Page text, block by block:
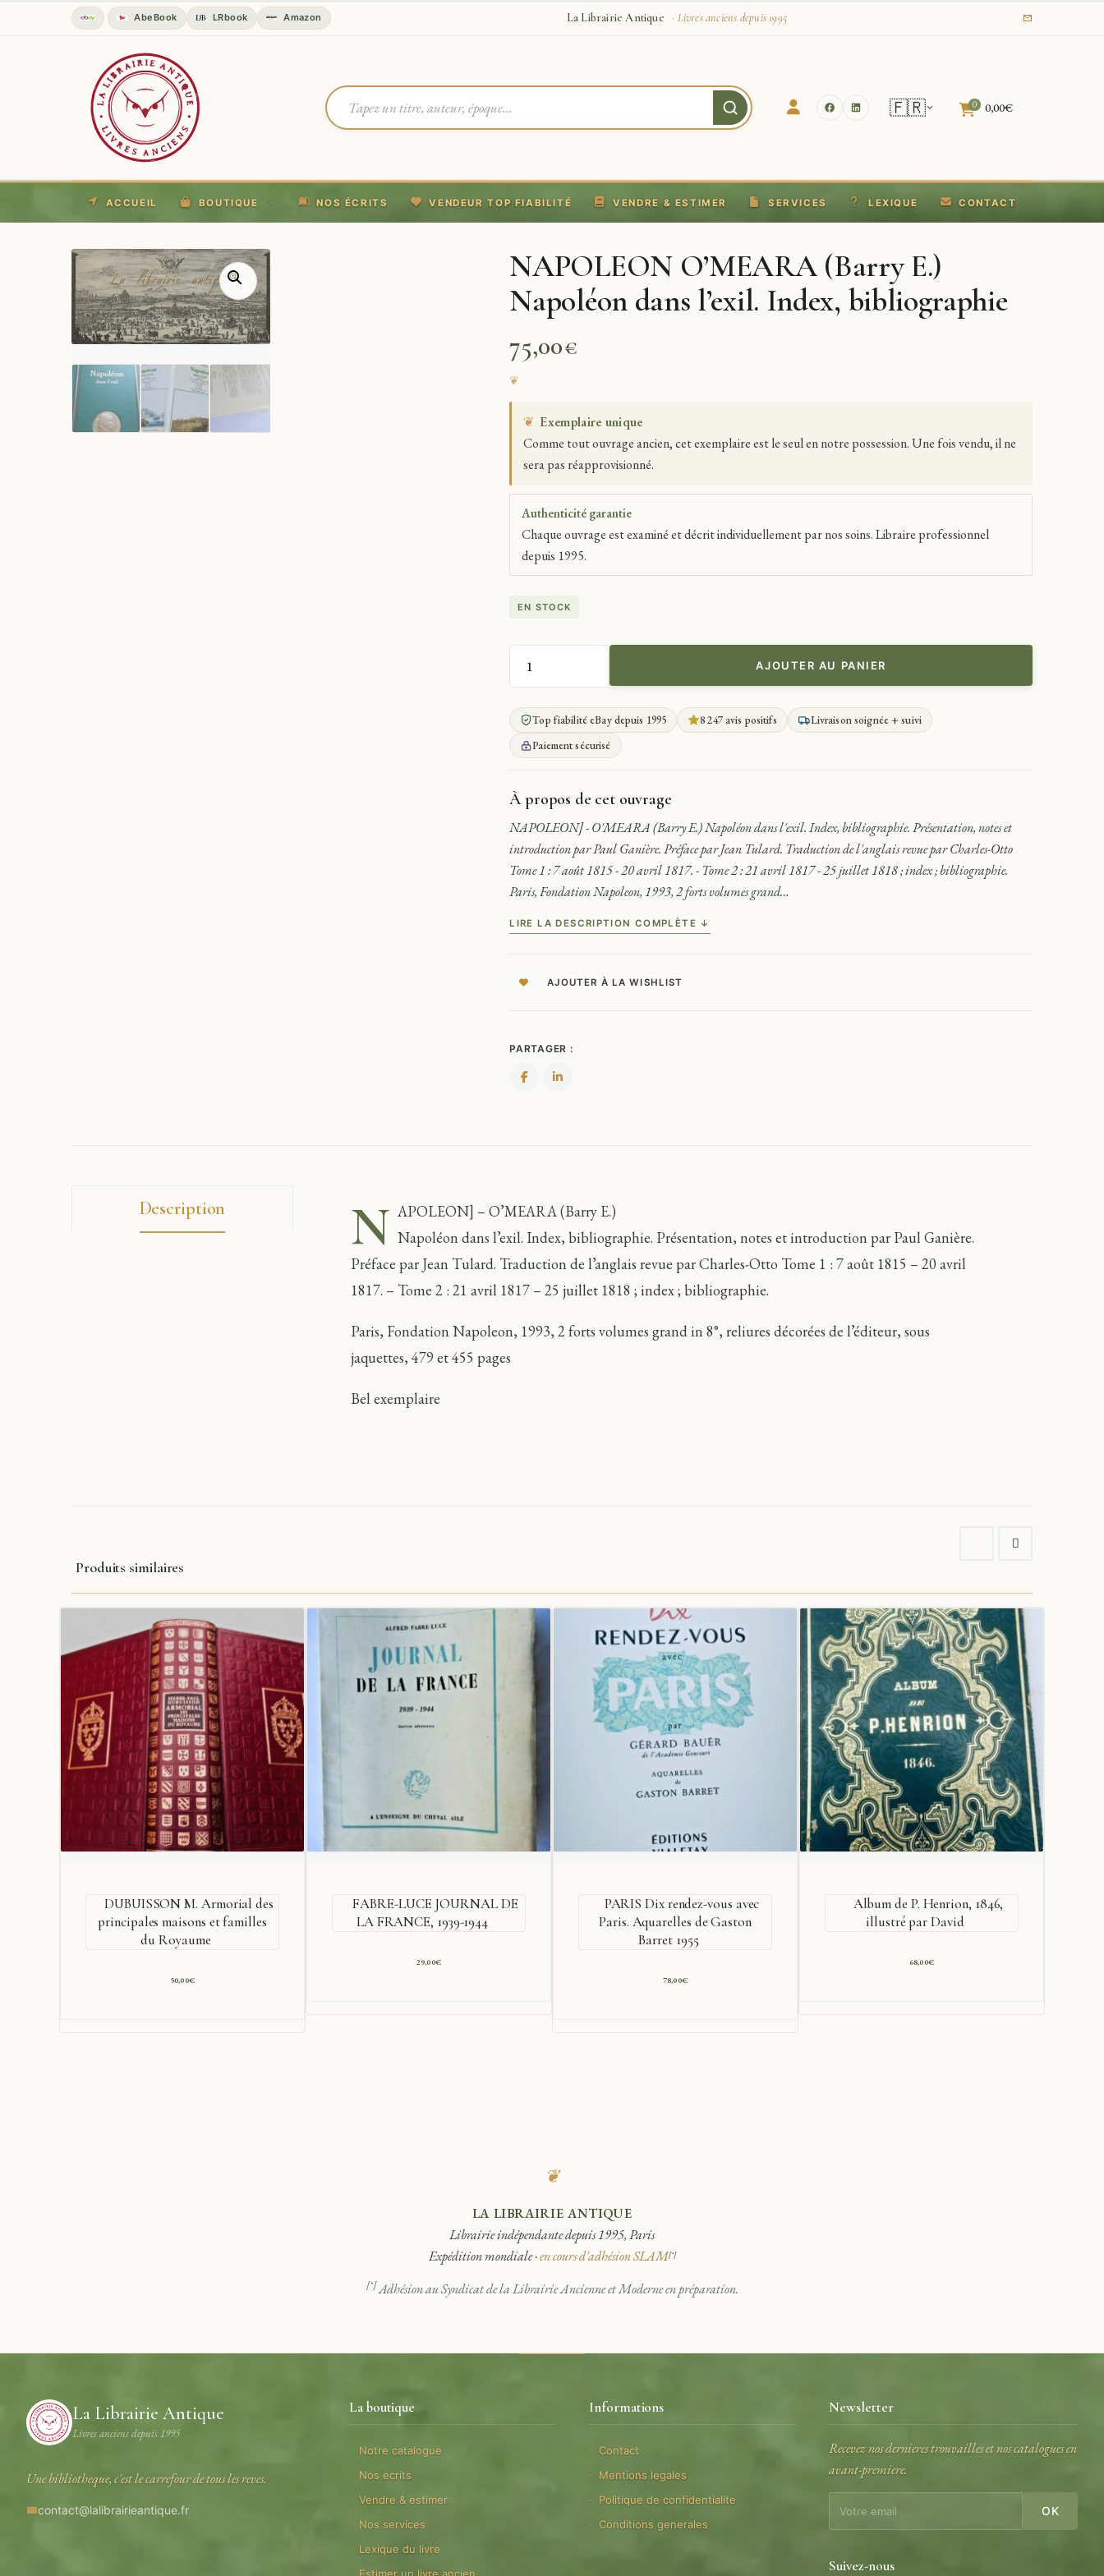
AbeBook LRbook Amazon La Librairie Antique · Livres anciens depuis 1995
🇫🇷 0 0,00€
ACCUEIL BOUTIQUE NOS ÉCRITS VENDEUR TOP FIABILITÉ VENDRE & ESTIMER SERVICES LEXIQUE CONTACT
NAPOLEON O’MEARA (Barry E.)
Napoléon dans l’exil. Index, bibliographie
75,00€
❦ Exemplaire unique
Comme tout ouvrage ancien, cet exemplaire est le seul en notre possession. Une fois vendu, il ne
sera pas réapprovisionné.
Authenticité garantie
Chaque ouvrage est examiné et décrit individuellement par nos soins. Libraire professionnel
depuis 1995.
EN STOCK
QUANTITÉ
DE
NAPOLEON
O'MEARA
(BARRY
E.)
DANS
L'EXIL.
INDEX,
BIBLIOGRAPHIE
AJOUTER AU PANIER
Top fiabilité eBay depuis 1995 8 247 avis positifs
Livraison soignée + suivi
Paiement sécurisé
À propos de cet ouvrage
NAPOLEON] - O'MEARA (Barry E.) Napoléon dans l'exil. Index, bibliographie. Présentation, notes et
introduction par Paul Ganière. Préface par Jean Tulard. Traduction de l'anglais revue par Charles-Otto
Tome 1 : 7 août 1815 - 20 avril 1817. - Tome 2 : 21 avril 1817 - 25 juillet 1818 ; index ; bibliographie.
Paris, Fondation Napoleon, 1993, 2 forts volumes grand…
LIRE LA DESCRIPTION COMPLÈTE ↓
AJOUTER À LA WISHLIST
PARTAGER :
Description N APOLEON] – O’MEARA (Barry E.)
Napoléon dans l’exil. Index, bibliographie. Présentation, notes et introduction par Paul Ganière.
Préface par Jean Tulard. Traduction de l’anglais revue par Charles-Otto Tome 1 : 7 août 1815 – 20 avril
1817. – Tome 2 : 21 avril 1817 – 25 juillet 1818 ; index ; bibliographie.
Paris, Fondation Napoleon, 1993, 2 forts volumes grand in 8°, reliures décorées de l’éditeur, sous
jaquettes, 479 et 455 pages
Bel exemplaire
Produits similaires
DUBUISSON M. Armorial des
principales maisons et familles
du Royaume
50,00€
FABRE-LUCE JOURNAL DE
LA FRANCE, 1939-1944
29,00€
PARIS Dix rendez-vous avec
Paris. Aquarelles de Gaston
Barret 1955
78,00€
Album de P. Henrion, 1846,
illustré par David
68,00€
❦
LA LIBRAIRIE ANTIQUE
Librairie indépendante depuis 1995, Paris
Expédition mondiale ·en cours d'adhésion SLAM[*]
[*]Adhésion au Syndicat de la Librairie Ancienne et Moderne en préparation.
La Librairie Antique
Livres anciens depuis 1995
Une bibliotheque, c'est le carrefour de tous les reves.
contact@lalibrairieantique.fr
La boutique
Notre catalogue
Nos ecrits
Vendre & estimer
Nos services
Lexique du livre
Informations
Contact
Mentions legales
Politique de confidentialite
Conditions generales
Newsletter
Recevez nos dernieres trouvailles et nos catalogues en
avant-premiere.
OK
Suivez-nous